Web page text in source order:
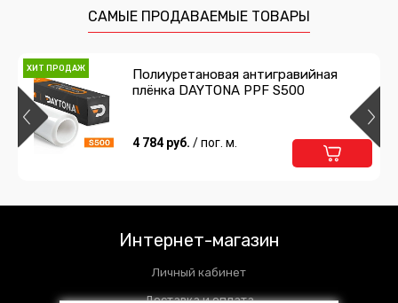
259 руб./ шт
238 руб./ шт
Предзаказ
1 485 руб./ шт
Предзаказ
Подробнее
САМЫЕ ПРОДАВАЕМЫЕ ТОВАРЫ
ХИТ ПРОДАЖ
Полиуретановая антигравийная
плёнка DAYTONA PPF S500
4 784 руб. / пог. м.
Интернет-магазин
Личный кабинет
Доставка и оплата